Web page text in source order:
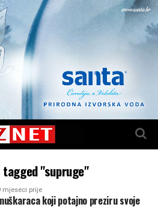
"supruge"
mjeseci prije
koji potajno preziru svoje